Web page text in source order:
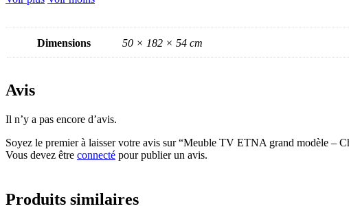
Dimensions 50 × 182 × 54 cm
Avis
Il n’y a pas encore d’avis.
Soyez le premier à laisser votre avis sur “Meuble TV ETNA grand modèle –
Vous devez être connecté pour publier un avis.
Produits similaires